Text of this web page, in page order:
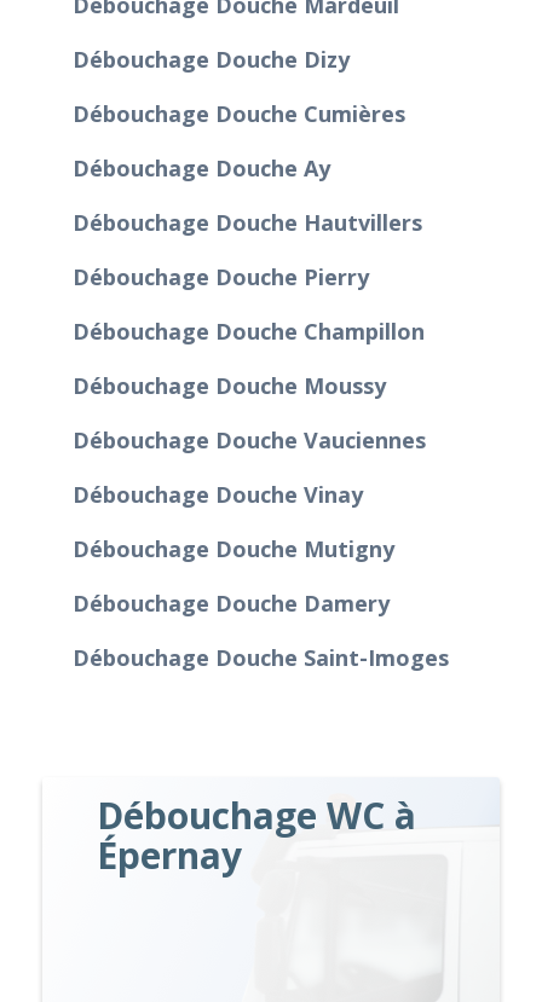
Débouchage Douche Dizy
Débouchage Douche Cumières
Débouchage Douche Ay
Débouchage Douche Hautvillers
Débouchage Douche Pierry
Débouchage Douche Champillon
Débouchage Douche Moussy
Débouchage Douche Vauciennes
Débouchage Douche Vinay
Débouchage Douche Mutigny
Débouchage Douche Damery
Débouchage Douche Saint-Imoges
Débouchage WC à
Épernay